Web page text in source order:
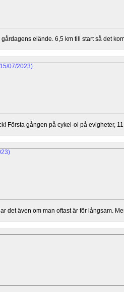
elände. 6,5 km till start så det
Första gången på cykel-ol på evigheter,
det även om man oftast är för långsam.